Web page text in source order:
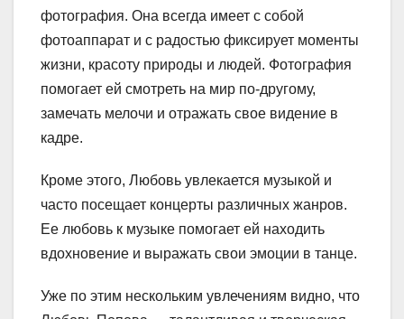
фотография. Она всегда имеет с собой
фотоаппарат и с радостью фиксирует моменты
жизни, красоту природы и людей. Фотография
помогает ей смотреть на мир по-другому,
замечать мелочи и отражать свое видение в
кадре.
Кроме этого, Любовь увлекается музыкой и
часто посещает концерты различных жанров.
Ее любовь к музыке помогает ей находить
вдохновение и выражать свои эмоции в танце.
Уже по этим нескольким увлечениям видно, что